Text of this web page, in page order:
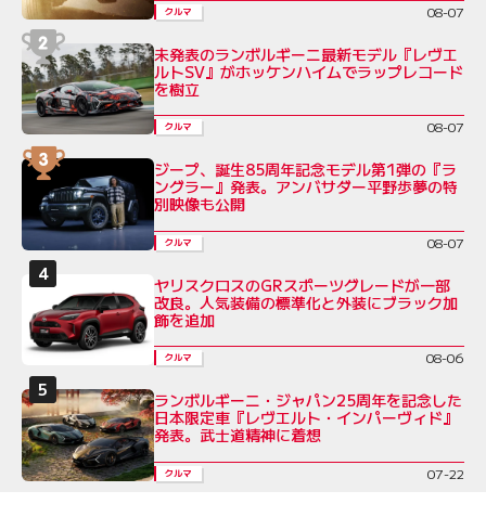
クルマ 08-07
未発表のランボルギーニ最新モデル『レヴエ
ルトSV』がホッケンハイムでラップレコード
を樹立
クルマ 08-07
ジープ、誕生85周年記念モデル第1弾の『ラ
ングラー』発表。アンバサダー平野歩夢の特
別映像も公開
クルマ 08-07
ヤリスクロスのGRスポーツグレードが一部
改良。人気装備の標準化と外装にブラック加
飾を追加
クルマ 08-06
ランボルギーニ・ジャパン25周年を記念した
日本限定車『レヴエルト・インパーヴィド』
発表。武士道精神に着想
クルマ 07-22